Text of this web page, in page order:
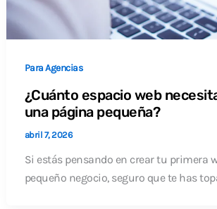
Para Agencias
¿Cuánto espacio web
una página pequeña?
abril 7, 2026
Si estás pensando en crear tu primera
pequeño negocio, seguro que te has